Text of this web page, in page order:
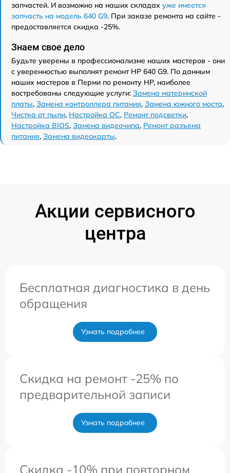
запчастей. И возможно на наших складах уже имеется
запчасть на модель 640 G9. При заказе ремонта на сайте -
предоставляется скидка -25%.
Знаем свое дело
Будьте уверены в профессионализме наших мастеров - они
с уверенностью выполнят ремонт HP 640 G9. По данным
наших мастеров в Перми по ремонту HP, наиболее
востребованы следующие услуги: Замена материнской
платы, Замена контроллера питания, Замена южного моста,
Чистка от пыли, Настройка ОС, Ремонт подсветки,
Настройка BIOS, Замена видеочипа, Ремонт разъема
питания, Замена видеокарты.
Акции сервисного
центра
Бесплатная диагностика в день
обращения
Узнать подробнее
Скидка на ремонт -25% по
предварительной записи
Узнать подробнее
Скидка -10% при повторном